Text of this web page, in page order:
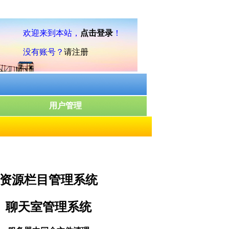
资源栏目管理系统
聊天室管理系统